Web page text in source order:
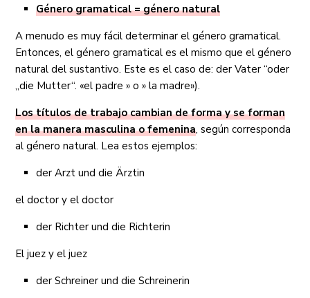
Género gramatical = género natural
A menudo es muy fácil determinar el género gramatical.
Entonces, el género gramatical es el mismo que el género
natural del sustantivo. Este es el caso de: der Vater “oder
„die Mutter“. «el padre » o » la madre»).
Los títulos de trabajo cambian de forma y se forman
en la manera masculina o femenina, según corresponda
al género natural. Lea estos ejemplos:
der Arzt und die Ärztin
el doctor y el doctor
der Richter und die Richterin
El juez y el juez
der Schreiner und die Schreinerin